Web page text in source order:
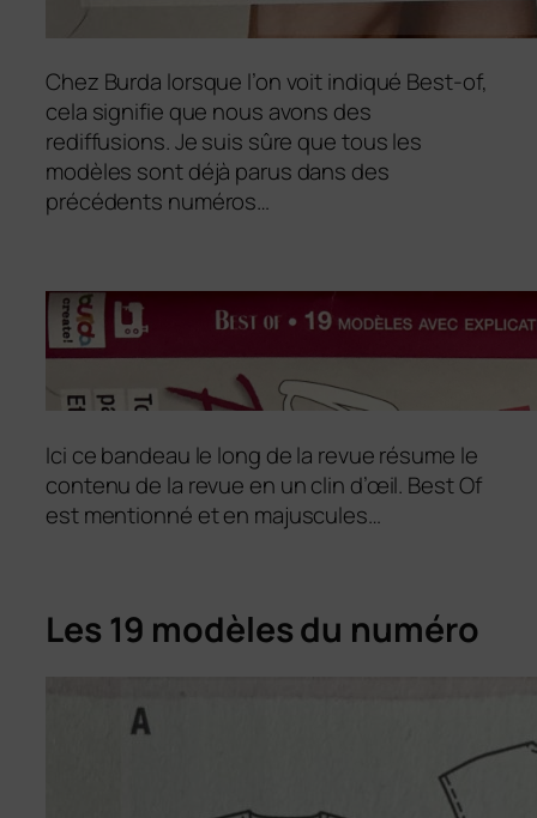
Chez Burda lorsque l’on voit indiqué Best-of,
cela signifie que nous avons des
rediffusions. Je suis sûre que tous les
modèles sont déjà parus dans des
précédents numéros…
Ici ce bandeau le long de la revue résume le
contenu de la revue en un clin d’œil. Best Of
est mentionné et en majuscules…
Les 19 modèles du numéro